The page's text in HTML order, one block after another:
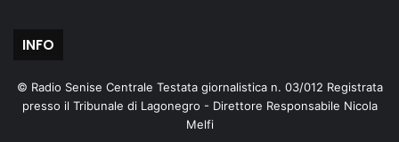
INFO
© Radio Senise Centrale Testata giornalistica n. 03/012 Registrata
presso il Tribunale di Lagonegro - Direttore Responsabile Nicola
Melfi